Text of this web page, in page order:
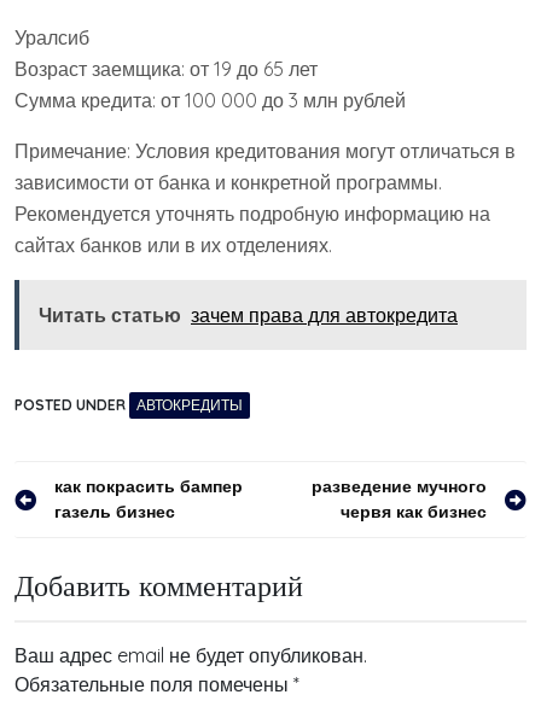
Уралсиб
Возраст заемщика: от 19 до 65 лет
Сумма кредита: от 100 000 до 3 млн рублей
Примечание: Условия кредитования могут отличаться в
зависимости от банка и конкретной программы.
Рекомендуется уточнять подробную информацию на
сайтах банков или в их отделениях.
Читать статью зачем права для автокредита
POSTED UNDER АВТОКРЕДИТЫ
Навигация
как покрасить бампер
газель бизнес
разведение мучного
червя как бизнес
Добавить комментарий
Ваш адрес email не будет опубликован.
Обязательные поля помечены *